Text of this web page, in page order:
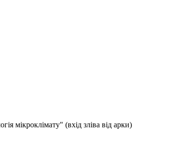
мікроклімату" (вхід зліва від арки)